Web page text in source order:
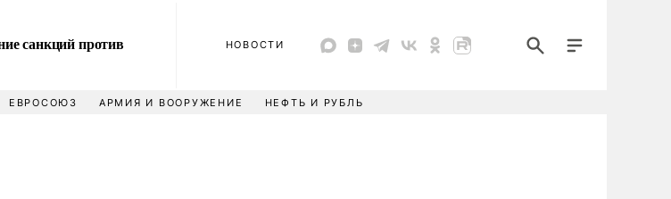
санкций против
НОВОСТИ
ЕВРОСОЮЗ АРМИЯ И ВООРУЖЕНИЕ НЕФТЬ И РУБЛЬ